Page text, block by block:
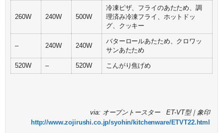
260W 240W 500W
冷凍ピザ、フライのあたため、調
理済み冷凍フライ、ホットドッ
グ、クッキー
– 240W 240W
バターロールあたため、クロワッ
サンあたため
520W – 520W こんがり焦げめ
via: オーブントースター ET-VT型｜象印
http://www.zojirushi.co.jp/syohin/kitchenware/ETVT22.html